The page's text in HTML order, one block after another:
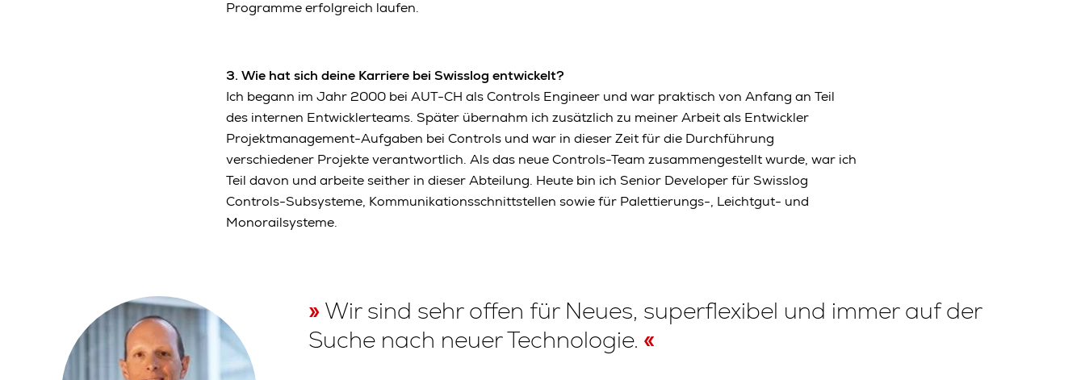
Programme erfolgreich laufen.
3. Wie hat sich deine Karriere bei Swisslog entwickelt?
Ich begann im Jahr 2000 bei AUT-CH als Controls Engineer und war praktisch von Anfang an Teil
des internen Entwicklerteams. Später übernahm ich zusätzlich zu meiner Arbeit als Entwickler
Projektmanagement-Aufgaben bei Controls und war in dieser Zeit für die Durchführung
verschiedener Projekte verantwortlich. Als das neue Controls-Team zusammengestellt wurde, war ich
Teil davon und arbeite seither in dieser Abteilung. Heute bin ich Senior Developer für Swisslog
Controls-Subsysteme, Kommunikationsschnittstellen sowie für Palettierungs-, Leichtgut- und
Monorailsysteme.
Wir sind sehr offen für Neues, superflexibel und immer auf der
Suche nach neuer Technologie.